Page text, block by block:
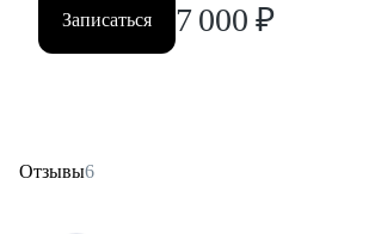
Записаться 7 000 ₽
Отзывы6